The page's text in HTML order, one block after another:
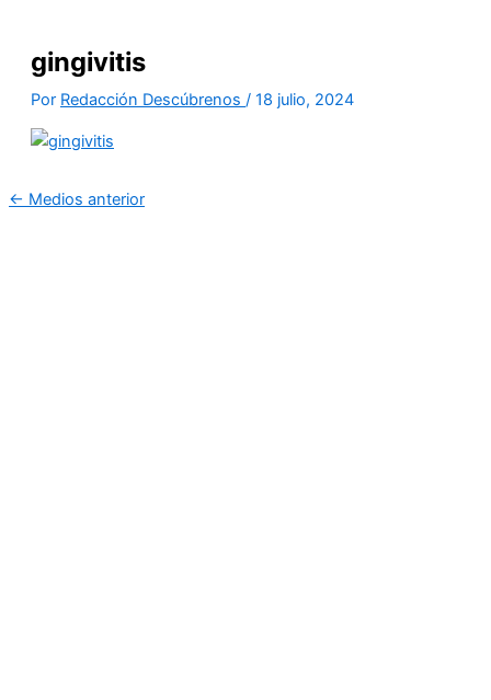
gingivitis
Por Redacción Descúbrenos / 18 julio, 2024
← Medios anterior